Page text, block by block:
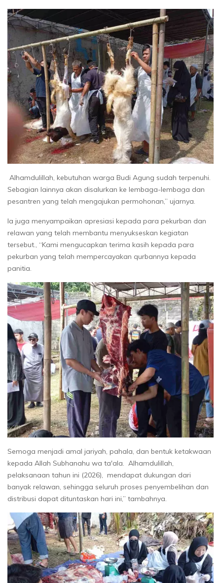
Alhamdulillah, kebutuhan warga Budi Agung sudah terpenuhi.
Sebagian lainnya akan disalurkan ke lembaga-lembaga dan
pesantren yang telah mengajukan permohonan,” ujarnya.
Ia juga menyampaikan apresiasi kepada para pekurban dan
relawan yang telah membantu menyukseskan kegiatan
tersebut., “Kami mengucapkan terima kasih kepada para
pekurban yang telah mempercayakan qurbannya kepada
panitia.
Semoga menjadi amal jariyah, pahala, dan bentuk ketakwaan
kepada Allah Subhanahu wa ta'ala. Alhamdulillah,
pelaksanaan tahun ini (2026), mendapat dukungan dari
banyak relawan, sehingga seluruh proses penyembelihan dan
distribusi dapat dituntaskan hari ini,” tambahnya.